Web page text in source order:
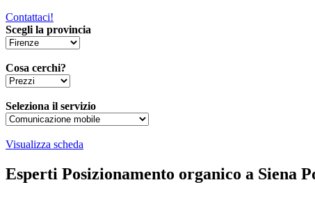
Contattaci!
Scegli la provincia
Cosa cerchi?
Seleziona il servizio
Visualizza scheda
Esperti Posizionamento organico a Siena